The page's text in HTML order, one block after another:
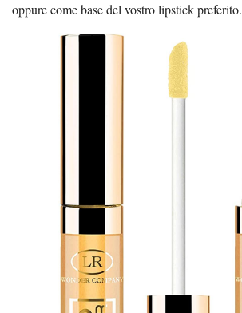
oppure come base del vostro lipstick preferito.